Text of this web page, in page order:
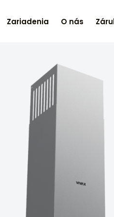
Zariadenia O nás